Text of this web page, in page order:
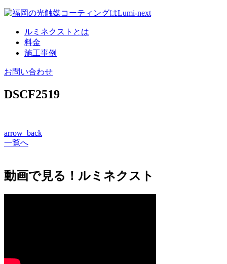
コ
ルミネクストとは
料金
施工事例
お問い合わせ
DSCF2519
arrow_back
一覧へ
動画で見る！ルミネクスト